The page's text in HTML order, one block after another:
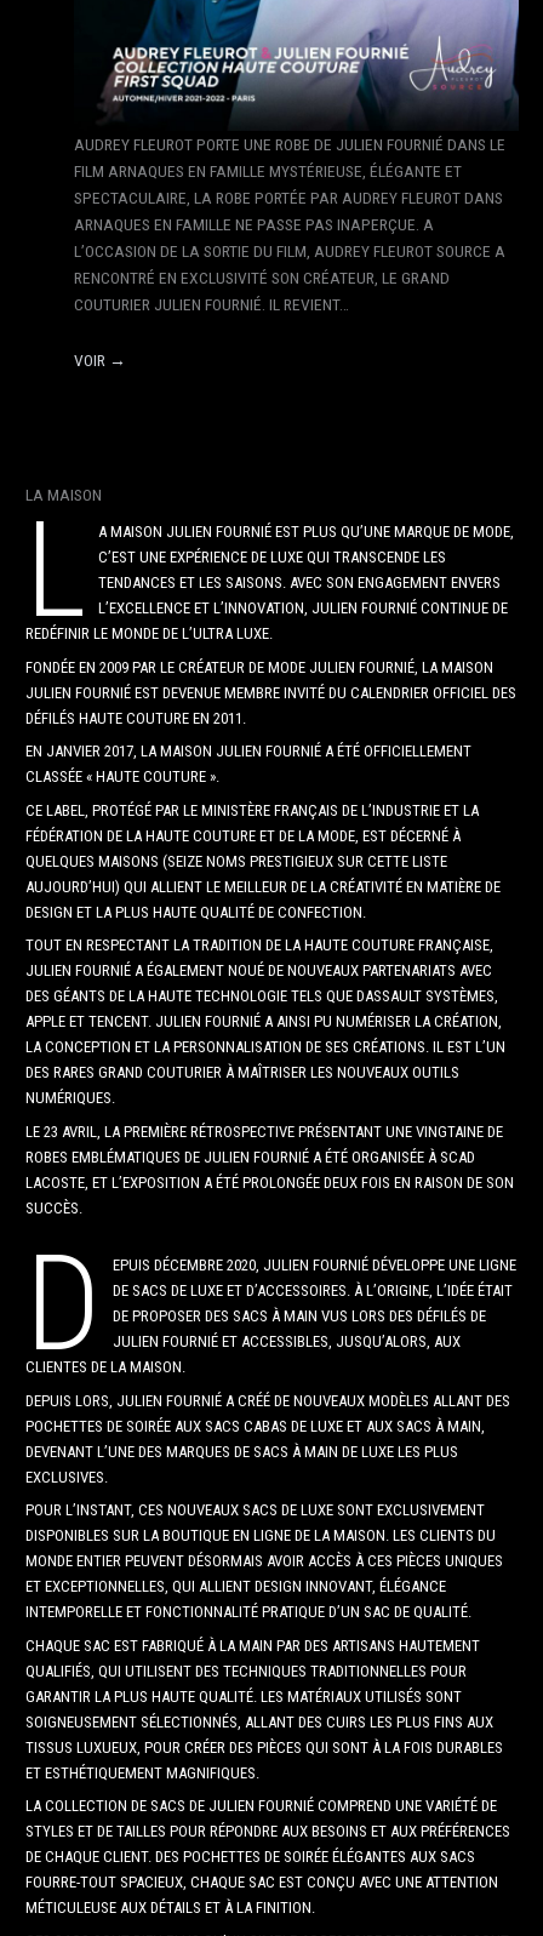
AUDREY FLEUROT PORTE UNE ROBE DE JULIEN FOURNIÉ DANS LE
FILM ARNAQUES EN FAMILLE MYSTÉRIEUSE, ÉLÉGANTE ET
SPECTACULAIRE, LA ROBE PORTÉE PAR AUDREY FLEUROT DANS
ARNAQUES EN FAMILLE NE PASSE PAS INAPERÇUE. A
L’OCCASION DE LA SORTIE DU FILM, AUDREY FLEUROT SOURCE A
RENCONTRÉ EN EXCLUSIVITÉ SON CRÉATEUR, LE GRAND
COUTURIER JULIEN FOURNIÉ. IL REVIENT…
VOIR →
LA MAISON
L
A MAISON JULIEN FOURNIÉ EST PLUS QU’UNE MARQUE DE MODE,
C’EST UNE EXPÉRIENCE DE LUXE QUI TRANSCENDE LES
TENDANCES ET LES SAISONS. AVEC SON ENGAGEMENT ENVERS
L’EXCELLENCE ET L’INNOVATION, JULIEN FOURNIÉ CONTINUE DE
REDÉFINIR LE MONDE DE L’ULTRA LUXE.
FONDÉE EN 2009 PAR LE CRÉATEUR DE MODE JULIEN FOURNIÉ, LA MAISON
JULIEN FOURNIÉ EST DEVENUE MEMBRE INVITÉ DU CALENDRIER OFFICIEL DES
DÉFILÉS HAUTE COUTURE EN 2011.
EN JANVIER 2017, LA MAISON JULIEN FOURNIÉ A ÉTÉ OFFICIELLEMENT
CLASSÉE « HAUTE COUTURE ».
CE LABEL, PROTÉGÉ PAR LE MINISTÈRE FRANÇAIS DE L’INDUSTRIE ET LA
FÉDÉRATION DE LA HAUTE COUTURE ET DE LA MODE, EST DÉCERNÉ À
QUELQUES MAISONS (SEIZE NOMS PRESTIGIEUX SUR CETTE LISTE
AUJOURD’HUI) QUI ALLIENT LE MEILLEUR DE LA CRÉATIVITÉ EN MATIÈRE DE
DESIGN ET LA PLUS HAUTE QUALITÉ DE CONFECTION.
TOUT EN RESPECTANT LA TRADITION DE LA HAUTE COUTURE FRANÇAISE,
JULIEN FOURNIÉ A ÉGALEMENT NOUÉ DE NOUVEAUX PARTENARIATS AVEC
DES GÉANTS DE LA HAUTE TECHNOLOGIE TELS QUE DASSAULT SYSTÈMES,
APPLE ET TENCENT. JULIEN FOURNIÉ A AINSI PU NUMÉRISER LA CRÉATION,
LA CONCEPTION ET LA PERSONNALISATION DE SES CRÉATIONS. IL EST L’UN
DES RARES GRAND COUTURIER À MAÎTRISER LES NOUVEAUX OUTILS
NUMÉRIQUES.
LE 23 AVRIL, LA PREMIÈRE RÉTROSPECTIVE PRÉSENTANT UNE VINGTAINE DE
ROBES EMBLÉMATIQUES DE JULIEN FOURNIÉ A ÉTÉ ORGANISÉE À SCAD
LACOSTE, ET L’EXPOSITION A ÉTÉ PROLONGÉE DEUX FOIS EN RAISON DE SON
SUCCÈS.
D
EPUIS DÉCEMBRE 2020, JULIEN FOURNIÉ DÉVELOPPE UNE LIGNE
DE SACS DE LUXE ET D’ACCESSOIRES. À L’ORIGINE, L’IDÉE ÉTAIT
DE PROPOSER DES SACS À MAIN VUS LORS DES DÉFILÉS DE
JULIEN FOURNIÉ ET ACCESSIBLES, JUSQU’ALORS, AUX
CLIENTES DE LA MAISON.
DEPUIS LORS, JULIEN FOURNIÉ A CRÉÉ DE NOUVEAUX MODÈLES ALLANT DES
POCHETTES DE SOIRÉE AUX SACS CABAS DE LUXE ET AUX SACS À MAIN,
DEVENANT L’UNE DES MARQUES DE SACS À MAIN DE LUXE LES PLUS
EXCLUSIVES.
POUR L’INSTANT, CES NOUVEAUX SACS DE LUXE SONT EXCLUSIVEMENT
DISPONIBLES SUR LA BOUTIQUE EN LIGNE DE LA MAISON. LES CLIENTS DU
MONDE ENTIER PEUVENT DÉSORMAIS AVOIR ACCÈS À CES PIÈCES UNIQUES
ET EXCEPTIONNELLES, QUI ALLIENT DESIGN INNOVANT, ÉLÉGANCE
INTEMPORELLE ET FONCTIONNALITÉ PRATIQUE D’UN SAC DE QUALITÉ.
CHAQUE SAC EST FABRIQUÉ À LA MAIN PAR DES ARTISANS HAUTEMENT
QUALIFIÉS, QUI UTILISENT DES TECHNIQUES TRADITIONNELLES POUR
GARANTIR LA PLUS HAUTE QUALITÉ. LES MATÉRIAUX UTILISÉS SONT
SOIGNEUSEMENT SÉLECTIONNÉS, ALLANT DES CUIRS LES PLUS FINS AUX
TISSUS LUXUEUX, POUR CRÉER DES PIÈCES QUI SONT À LA FOIS DURABLES
ET ESTHÉTIQUEMENT MAGNIFIQUES.
LA COLLECTION DE SACS DE JULIEN FOURNIÉ COMPREND UNE VARIÉTÉ DE
STYLES ET DE TAILLES POUR RÉPONDRE AUX BESOINS ET AUX PRÉFÉRENCES
DE CHAQUE CLIENT. DES POCHETTES DE SOIRÉE ÉLÉGANTES AUX SACS
FOURRE-TOUT SPACIEUX, CHAQUE SAC EST CONÇU AVEC UNE ATTENTION
MÉTICULEUSE AUX DÉTAILS ET À LA FINITION.